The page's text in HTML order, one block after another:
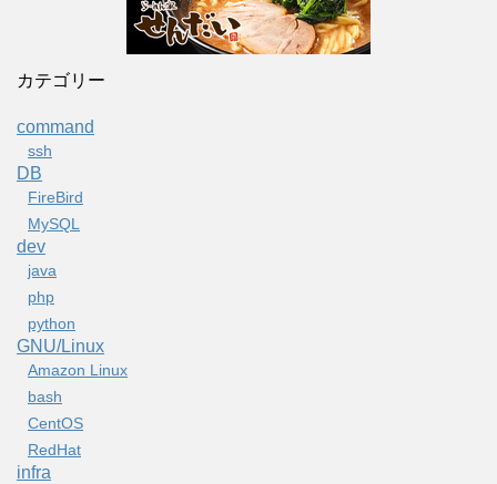
カテゴリー
command
ssh
DB
FireBird
MySQL
dev
java
php
python
GNU/Linux
Amazon Linux
bash
CentOS
RedHat
infra